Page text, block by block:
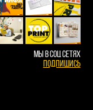
МЫ В СОЦ СЕТЯХ
Подпишись